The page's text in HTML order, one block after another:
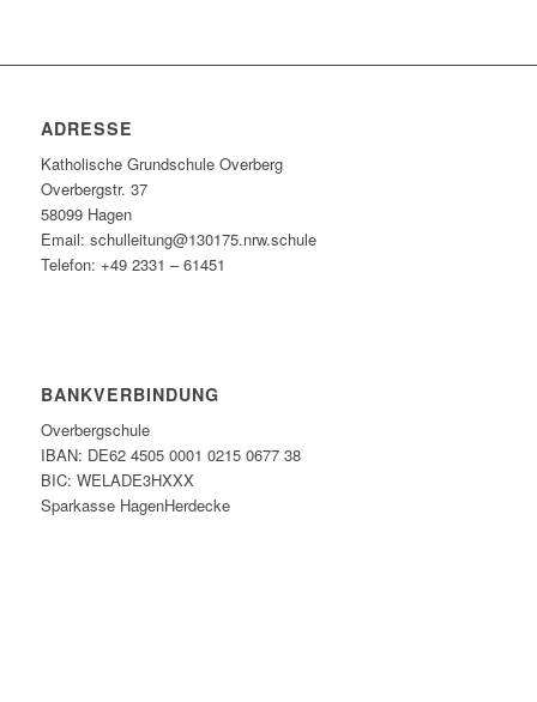
ADRESSE
Katholische Grundschule Overberg
Overbergstr. 37
58099 Hagen
Email: schulleitung@130175.nrw.schule
Telefon: +49 2331 – 61451
BANKVERBINDUNG
Overbergschule
IBAN: DE62 4505 0001 0215 0677 38
BIC: WELADE3HXXX
Sparkasse HagenHerdecke